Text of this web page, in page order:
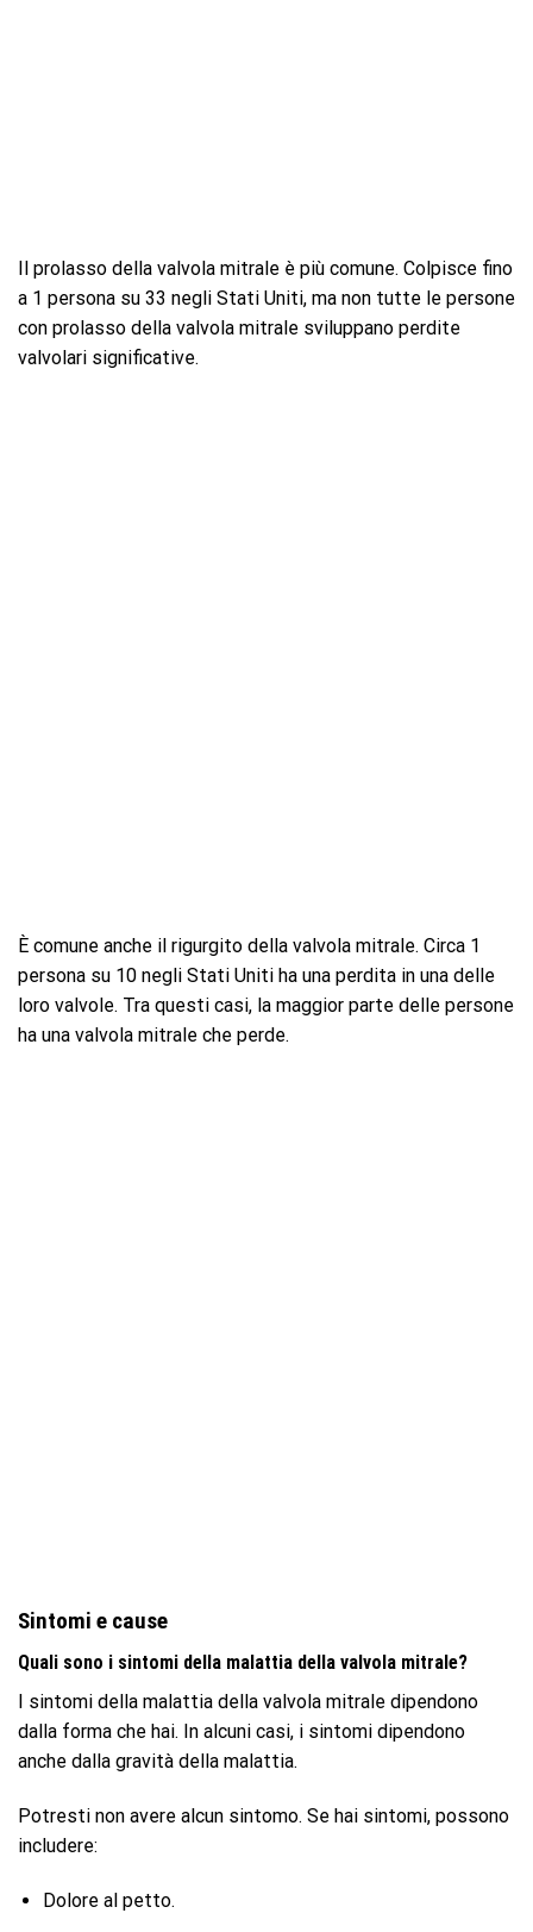
Il prolasso della valvola mitrale è più comune. Colpisce fino
a 1 persona su 33 negli Stati Uniti, ma non tutte le persone
con prolasso della valvola mitrale sviluppano perdite
valvolari significative.
È comune anche il rigurgito della valvola mitrale. Circa 1
persona su 10 negli Stati Uniti ha una perdita in una delle
loro valvole. Tra questi casi, la maggior parte delle persone
ha una valvola mitrale che perde.
Sintomi e cause
Quali sono i sintomi della malattia della valvola mitrale?
I sintomi della malattia della valvola mitrale dipendono
dalla forma che hai. In alcuni casi, i sintomi dipendono
anche dalla gravità della malattia.
Potresti non avere alcun sintomo. Se hai sintomi, possono
includere:
Dolore al petto.